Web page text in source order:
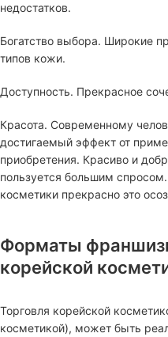
недостатков.
Богатство выбора. Широкие
типов кожи.
Доступность. Прекрасное
Красота. Современному
достигаемый эффект от
приобретения. Красиво и
пользуется большим
косметики прекрасно это
Форматы
корейской
Торговля корейской
косметикой), может быть